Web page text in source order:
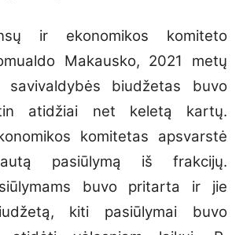
ir ekonomikos komiteto
Makausko, 2021 metų
savivaldybės biudžetas buvo
atidžiai net keletą kartų.
komitetas apsvarstė
pasiūlymą iš frakcijų.
buvo pritarta ir jie
kiti pasiūlymai buvo